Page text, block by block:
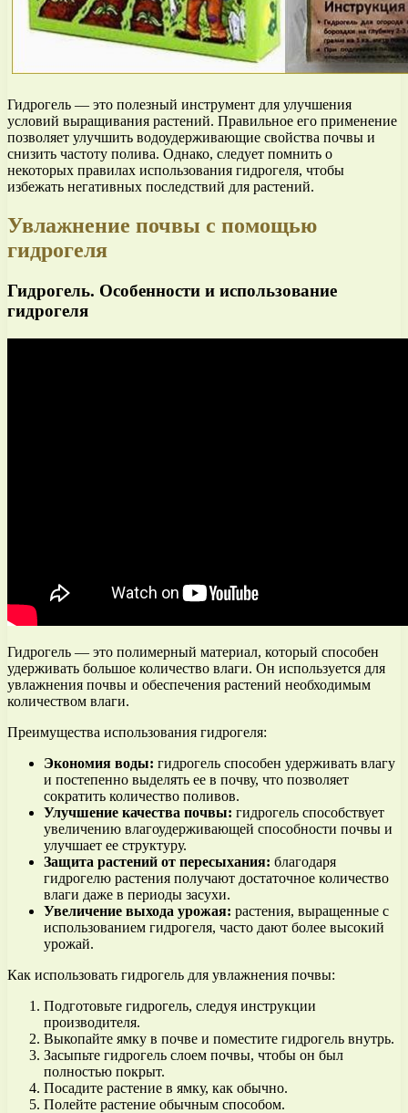
Гидрогель — это полезный инструмент для улучшения
условий выращивания растений. Правильное его применение
позволяет улучшить водоудерживающие свойства почвы и
снизить частоту полива. Однако, следует помнить о
некоторых правилах использования гидрогеля, чтобы
избежать негативных последствий для растений.
Увлажнение почвы с помощью
гидрогеля
Гидрогель. Особенности и использование
гидрогеля
Гидрогель — это полимерный материал, который способен
удерживать большое количество влаги. Он используется для
увлажнения почвы и обеспечения растений необходимым
количеством влаги.
Преимущества использования гидрогеля:
Экономия воды: гидрогель способен удерживать влагу
и постепенно выделять ее в почву, что позволяет
сократить количество поливов.
Улучшение качества почвы: гидрогель способствует
увеличению влагоудерживающей способности почвы и
улучшает ее структуру.
Защита растений от пересыхания: благодаря
гидрогелю растения получают достаточное количество
влаги даже в периоды засухи.
Увеличение выхода урожая: растения, выращенные с
использованием гидрогеля, часто дают более высокий
урожай.
Как использовать гидрогель для увлажнения почвы:
Подготовьте гидрогель, следуя инструкции
производителя.
Выкопайте ямку в почве и поместите гидрогель внутрь.
Засыпьте гидрогель слоем почвы, чтобы он был
полностью покрыт.
Посадите растение в ямку, как обычно.
Полейте растение обычным способом.